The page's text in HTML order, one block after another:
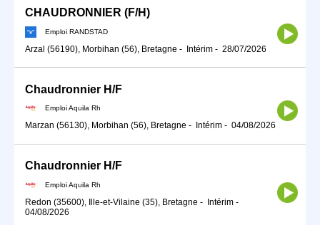
CHAUDRONNIER (F/H)
Emploi RANDSTAD
Arzal (56190), Morbihan (56), Bretagne - Intérim - 28/07/2026
Chaudronnier H/F
Emploi Aquila Rh
Marzan (56130), Morbihan (56), Bretagne - Intérim - 04/08/2026
Chaudronnier H/F
Emploi Aquila Rh
Redon (35600), Ille-et-Vilaine (35), Bretagne - Intérim -
04/08/2026